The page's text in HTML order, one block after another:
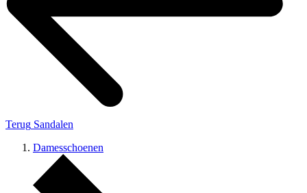
Terug Sandalen
Damesschoenen